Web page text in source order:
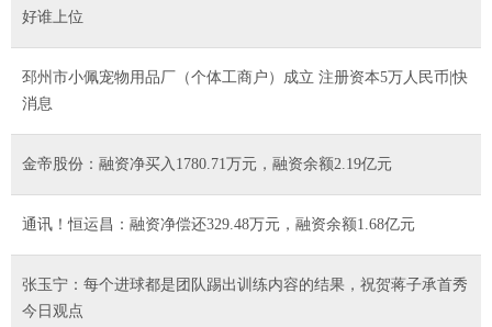
好谁上位
邳州市小佩宠物用品厂（个体工商户）成立 注册资本5万人民币|快
消息
金帝股份：融资净买入1780.71万元，融资余额2.19亿元
通讯！恒运昌：融资净偿还329.48万元，融资余额1.68亿元
张玉宁：每个进球都是团队踢出训练内容的结果，祝贺蒋子承首秀
今日观点